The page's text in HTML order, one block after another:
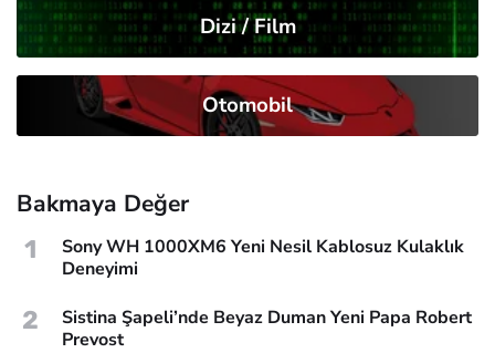
Dizi / Film
Otomobil
Bakmaya Değer
1
Sony WH 1000XM6 Yeni Nesil Kablosuz Kulaklık
Deneyimi
2
Sistina Şapeli’nde Beyaz Duman Yeni Papa Robert
Prevost